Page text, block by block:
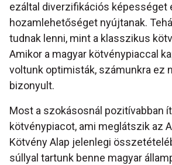
ezáltal diverzifikációs képességet
hozamlehetőséget nyújtanak.
tudnak lenni, mint a klasszikus
Amikor a magyar kötvénypiaccal
voltunk optimisták, számunkra ez
bizonyult.
Most a szokásosnál pozitívabban
kötvénypiacot, ami meglátszik az
Kötvény Alap jelenlegi
súllyal tartunk benne magyar